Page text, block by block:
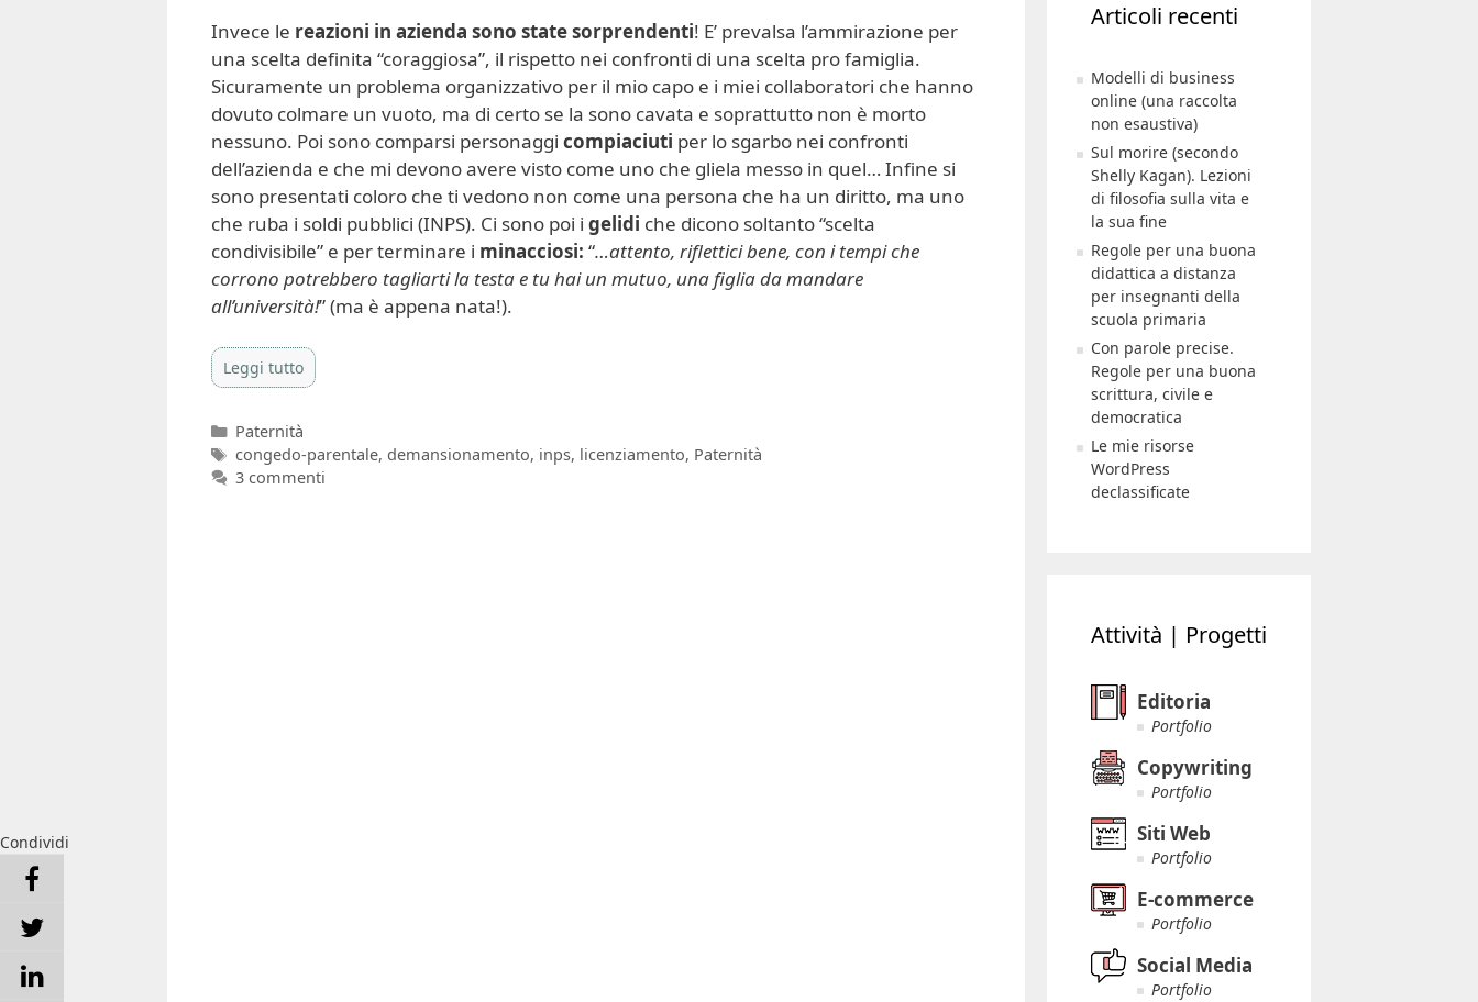
Invece le reazioni in azienda sono state sorprendenti! E’ prevalsa l’ammirazione per
una scelta definita “coraggiosa”, il rispetto nei confronti di una scelta pro famiglia.
Sicuramente un problema organizzativo per il mio capo e i miei collaboratori che hanno
dovuto colmare un vuoto, ma di certo se la sono cavata e soprattutto non è morto
nessuno. Poi sono comparsi personaggi compiaciuti per lo sgarbo nei confronti
dell’azienda e che mi devono avere visto come uno che gliela messo in quel… Infine si
sono presentati coloro che ti vedono non come una persona che ha un diritto, ma uno
che ruba i soldi pubblici (INPS). Ci sono poi i gelidi che dicono soltanto “scelta
condivisibile” e per terminare i minacciosi: “…attento, riflettici bene, con i tempi che
corrono potrebbero tagliarti la testa e tu hai un mutuo, una figlia da mandare
all’università!” (ma è appena nata!).
Leggi tutto
Categorie
Paternità
Tag
congedo-parentale, demansionamento, inps, licenziamento, Paternità
3 commenti
Articoli recenti
Modelli di business
online (una raccolta
non esaustiva)
Sul morire (secondo
Shelly Kagan). Lezioni
di filosofia sulla vita e
la sua fine
Regole per una buona
didattica a distanza
per insegnanti della
scuola primaria
Con parole precise.
Regole per una buona
scrittura, civile e
democratica
Le mie risorse
WordPress
declassificate
Attività | Progetti
Editoria
Portfolio
Copywriting
Portfolio
Siti Web
Portfolio
E-commerce
Portfolio
Social Media
Portfolio
Condividi